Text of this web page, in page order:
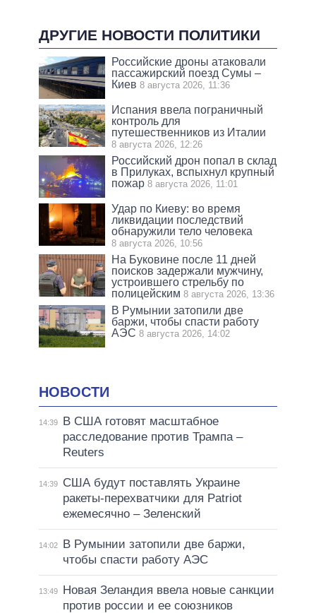
ДРУГИЕ НОВОСТИ ПОЛИТИКИ
Российские дроны атаковали
пассажирский поезд Сумы –
Киев 8 августа 2026, 11:36
Испания ввела пограничный
контроль для
путешественников из Италии
8 августа 2026, 12:26
Российский дрон попал в склад
в Прилуках, вспыхнул крупный
пожар 8 августа 2026, 11:01
Удар по Киеву: во время
ликвидации последствий
обнаружили тело человека
8 августа 2026, 10:56
На Буковине после 11 дней
поисков задержали мужчину,
устроившего стрельбу по
полицейским 8 августа 2026, 13:36
В Румынии затопили две
баржи, чтобы спасти работу
АЭС 8 августа 2026, 14:02
НОВОСТИ
14:39
В США готовят масштабное
расследование против Трампа –
Reuters
14:39
США будут поставлять Украине
ракеты-перехватчики для Patriot
ежемесячно – Зеленский
14:02
В Румынии затопили две баржи,
чтобы спасти работу АЭС
13:49
Новая Зеландия ввела новые санкции
против россии и ее союзников